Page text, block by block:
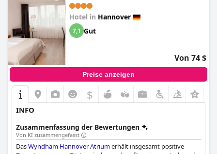
Hotel in Hannover
7,1 Gut
Von 74 $
Preise anzeigen
$
INFO
Zusammenfassung der Bewertungen
Von KI zusammengefasst
DasWyndham Hannover Atriumerhält insgesamt positive